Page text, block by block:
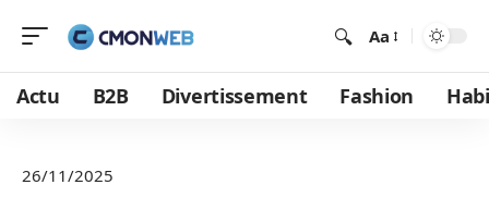
Aa
Actu B2B Divertissement Fashion
26/11/2025